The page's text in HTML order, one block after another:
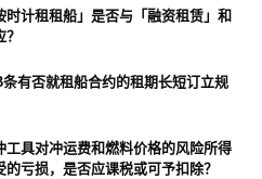
时计租租船」是否与「融资租赁」和
条有否就租船合约的租期长短订立规
工具对冲运费和燃料价格的风险所得
亏损，是否应课税或可予扣除？